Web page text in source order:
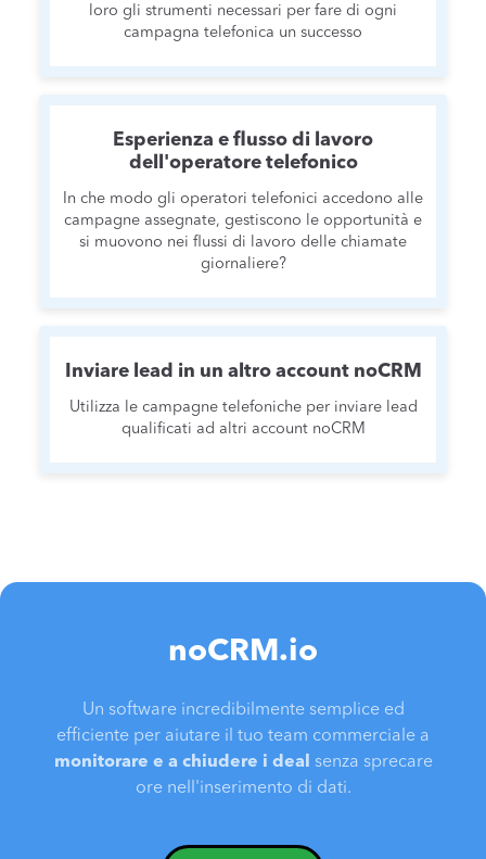
loro gli strumenti necessari per fare di ogni
campagna telefonica un successo
Esperienza e flusso di lavoro
dell'operatore telefonico
In che modo gli operatori telefonici accedono alle
campagne assegnate, gestiscono le opportunità e
si muovono nei flussi di lavoro delle chiamate
giornaliere?
Inviare lead in un altro account noCRM
Utilizza le campagne telefoniche per inviare lead
qualificati ad altri account noCRM
noCRM.io
Un software incredibilmente semplice ed
efficiente per aiutare il tuo team commerciale a
monitorare e a chiudere i deal
senza sprecare
ore nell'inserimento di dati.